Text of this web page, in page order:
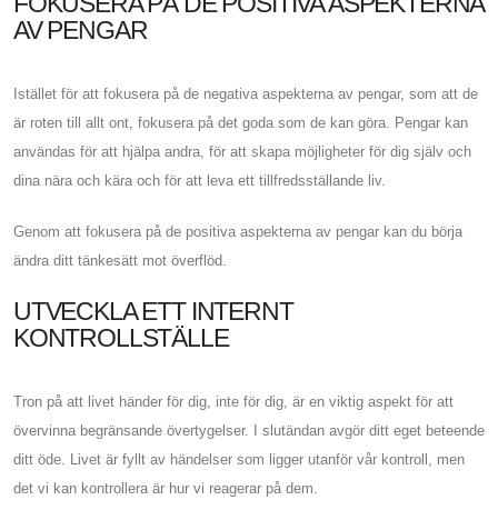
AV PENGAR
Istället för att fokusera på de negativa aspekterna av pengar, som att de
är roten till allt ont, fokusera på det goda som de kan göra. Pengar kan
användas för att hjälpa andra, för att skapa möjligheter för dig själv och
dina nära och kära och för att leva ett tillfredsställande liv.
Genom att fokusera på de positiva aspekterna av pengar kan du börja
ändra ditt tänkesätt mot överflöd.
UTVECKLA ETT INTERNT
KONTROLLSTÄLLE
Tron på att livet händer för dig, inte för dig, är en viktig aspekt för att
övervinna begränsande övertygelser. I slutändan avgör ditt eget beteende
ditt öde. Livet är fyllt av händelser som ligger utanför vår kontroll, men
det vi kan kontrollera är hur vi reagerar på dem.